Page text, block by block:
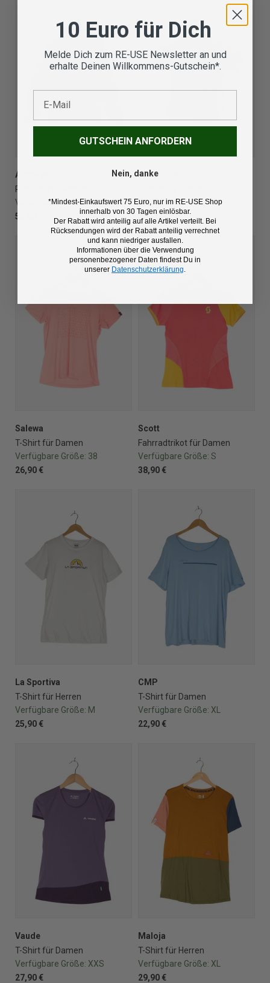
Arcteryx
Pullover für Herren
Verfügbare Größe:L
55,90 €
Patagonia
Verfügbare Größe:L
28,90 €
Salewa
T-Shirt für Damen
Verfügbare Größe: 38
26,90 €
Scott
Fahrradtrikot für Damen
Verfügbare Größe: S
38,90 €
La Sportiva
T-Shirt für Herren
Verfügbare Größe: M
25,90 €
CMP
T-Shirt für Damen
Verfügbare Größe: XL
22,90 €
Vaude
T-Shirt für Damen
Verfügbare Größe: XXS
27,90 €
Maloja
T-Shirt für Herren
Verfügbare Größe: XL
29,90 €
10 Euro für Dich
Melde Dich zum RE-USE Newsletter an und
erhalte Deinen Willkommens-Gutschein*.
GUTSCHEIN ANFORDERN
Nein, danke
*Mindest-Einkaufswert 75 Euro, nur im RE-USE Shop
innerhalb von 30 Tagen einlösbar.
Der Rabatt wird anteilig auf alle Artikel verteilt. Bei
Rücksendungen wird der Rabatt anteilig verrechnet
und kann niedriger ausfallen.
Informationen über die Verwendung
personenbezogener Daten findest Du in
unserer Datenschutzerklärung